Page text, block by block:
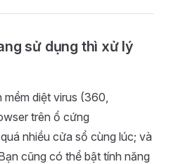
sử dụng thì xử lý
diệt virus (360,
trên ổ cứng
nhiều cửa sổ cùng lúc; và
cũng có thể bật tính năng